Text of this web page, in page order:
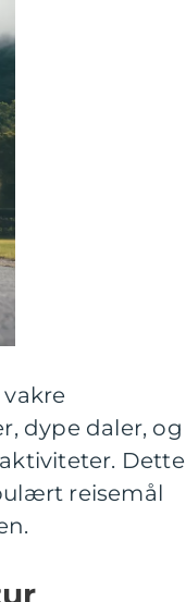
dype daler, og
Dette
reisemål